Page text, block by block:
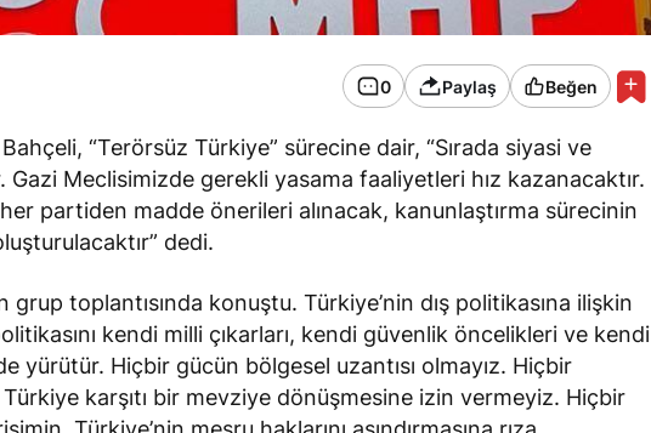
0 Paylaş Beğen
“Terörsüz Türkiye” sürecine dair, “Sırada siyasi ve
Gazi Meclisimizde gerekli yasama faaliyetleri hız kazanacaktır.
partiden madde önerileri alınacak, kanunlaştırma sürecinin
dedi.
grup toplantısında konuştu. Türkiye’nin dış politikasına ilişkin
kendi milli çıkarları, kendi güvenlik öncelikleri ve kendi
yürütür. Hiçbir gücün bölgesel uzantısı olmayız. Hiçbir
Türkiye karşıtı bir mevziye dönüşmesine izin vermeyiz. Hiçbir